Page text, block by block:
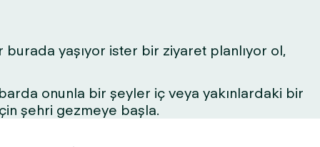
yaşıyor ister bir ziyaret planlıyor ol,
onunla bir şeyler iç veya yakınlardaki bir
şehri gezmeye başla.